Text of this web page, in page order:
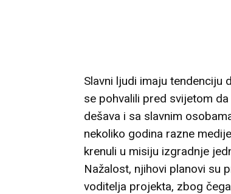
Slavni ljudi imaju tendenciju
se pohvalili pred svijetom
dešava i sa slavnim
nekoliko godina razne
krenuli u misiju izgradnje
Nažalost, njihovi planovi su
voditelja projekta, zbog